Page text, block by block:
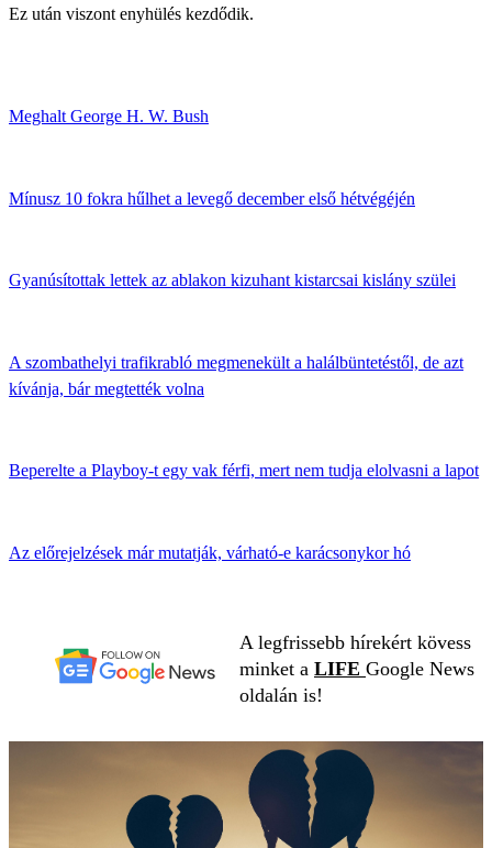
Ez után viszont enyhülés kezdődik.
Meghalt George H. W. Bush
Mínusz 10 fokra hűlhet a levegő december első hétvégéjén
Gyanúsítottak lettek az ablakon kizuhant kistarcsai kislány szülei
A szombathelyi trafikrabló megmenekült a halálbüntetéstől, de azt
kívánja, bár megtették volna
Beperelte a Playboy-t egy vak férfi, mert nem tudja elolvasni a lapot
Az előrejelzések már mutatják, várható-e karácsonykor hó
A legfrissebb hírekért kövess
minket a LIFE Google News
oldalán is!